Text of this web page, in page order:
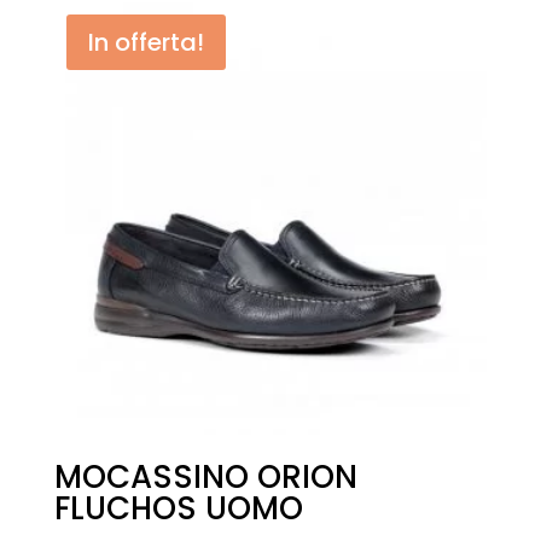
In offerta!
MOCASSINO ORION
FLUCHOS UOMO